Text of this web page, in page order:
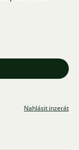
Nahlásit inzerát